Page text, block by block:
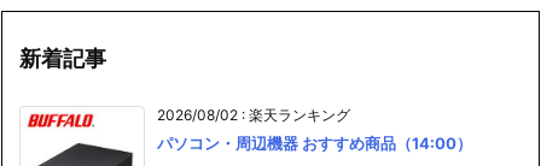
新着記事
2026/08/02 : 楽天ランキング
パソコン・周辺機器 おすすめ商品（14:00）